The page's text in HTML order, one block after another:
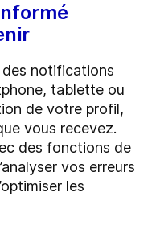
des notifications
tablette ou
de votre profil,
vous recevez.
des fonctions de
vos erreurs
les